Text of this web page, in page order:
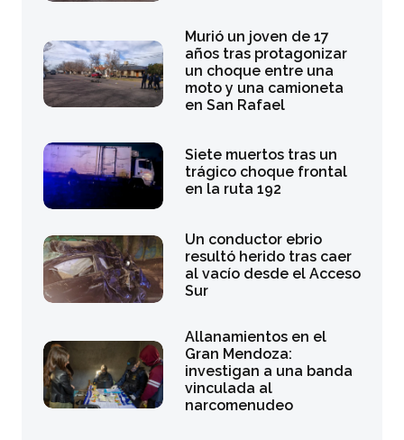
Murió un joven de 17
años tras protagonizar
un choque entre una
moto y una camioneta
en San Rafael
Siete muertos tras un
trágico choque frontal
en la ruta 192
Un conductor ebrio
resultó herido tras caer
al vacío desde el Acceso
Sur
Allanamientos en el
Gran Mendoza:
investigan a una banda
vinculada al
narcomenudeo